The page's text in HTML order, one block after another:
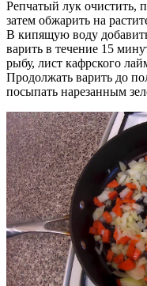
Репчатый лук очистить,
затем обжарить на
В кипящую воду
варить в течение 15
рыбу, лист кафрского
Продолжать варить до
посыпать нарезанным